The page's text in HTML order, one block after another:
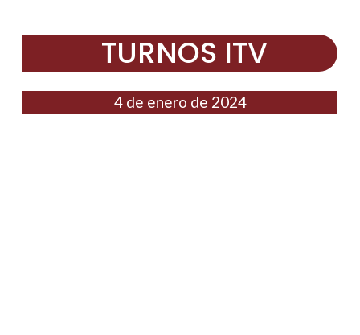
TURNOS ITV
4 de enero de 2024